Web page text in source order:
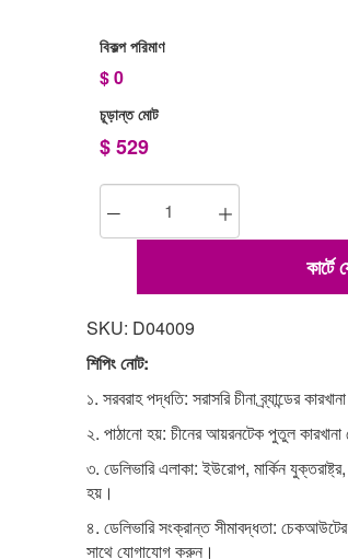
বিকল্প পরিমাণ
$0
চূড়ান্ত মোট
$529
SKU: D04009
শিপিং নোট:
১. সরবরাহ পদ্ধতি: সরাসরি চীনা ব্র্যান্ডের
২. পাঠানো হয়: চীনের আয়রনটেক পুতুল কারখানা
৩. ডেলিভারি এলাকা: ইউরোপ, মার্কিন
হয়।
৪. ডেলিভারি সংক্রান্ত সীমাবদ্ধতা:
সাথে যোগাযোগ করুন।